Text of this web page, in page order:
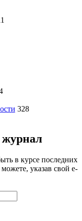
328
журнал
в курсе последних
указав свой e-